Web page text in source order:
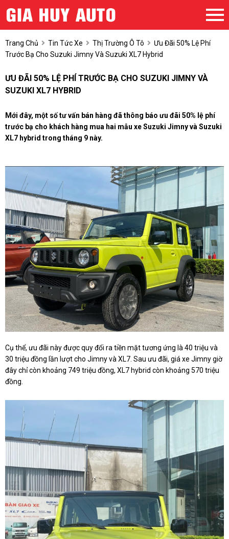
Trang Chủ Tin Tức Xe Thị Trường Ô Tô
Ưu Đãi 50% Lệ Phí
Trước Bạ Cho Suzuki Jimny Và Suzuki XL7 Hybrid
ƯU ĐÃI 50% LỆ PHÍ TRƯỚC BẠ CHO SUZUKI JIMNY VÀ
SUZUKI XL7 HYBRID
Mới đây, một số tư vấn bán hàng đã thông báo ưu đãi 50% lệ phí
trước bạ cho khách hàng mua hai mẫu xe Suzuki Jimny và Suzuki
XL7 hybrid trong tháng 9 này.
Cụ thể, ưu đãi này được quy đổi ra tiền mặt tương ứng là 40 triệu và
30 triệu đồng lần lượt cho Jimny và XL7. Sau ưu đãi, giá xe Jimny giờ
đây chỉ còn khoảng 749 triệu đồng, XL7 hybrid còn khoảng 570 triệu
đồng.